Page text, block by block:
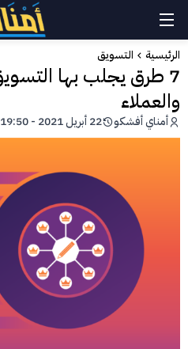
الرئيسية التسويق
7 طرق يجلب بها
والعملاء
أمناي أفشكو 22 أبريل 2021 - 19:50